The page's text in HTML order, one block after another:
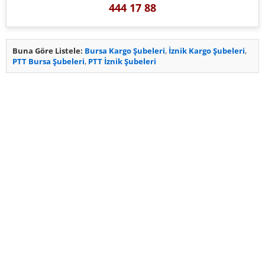
444 17 88
Buna Göre Listele: Bursa Kargo Şubeleri, İznik Kargo Şubeleri,
PTT Bursa Şubeleri, PTT İznik Şubeleri